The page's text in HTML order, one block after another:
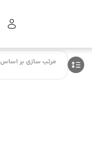
مرتب سازی بر اساس